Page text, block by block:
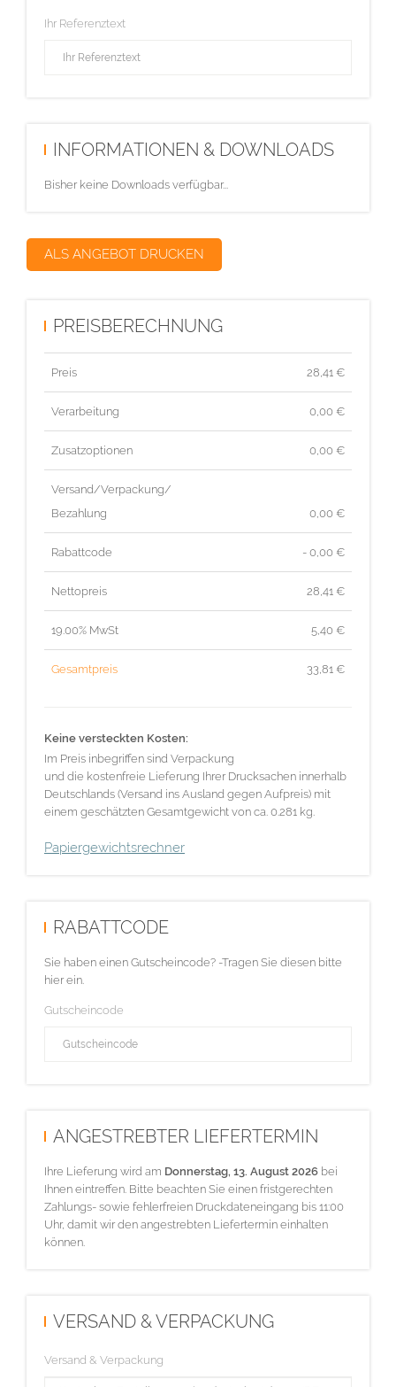
Ihr Referenztext
INFORMATIONEN & DOWNLOADS
Bisher keine Downloads verfügbar...
ALS ANGEBOT DRUCKEN
PREISBERECHNUNG
Preis 28,41 €
Verarbeitung 0,00 €
Zusatzoptionen 0,00 €
Versand/Verpackung/
Bezahlung
0,00 €
Rabattcode - 0,00 €
Nettopreis 28,41 €
19.00% MwSt 5,40 €
Gesamtpreis 33,81 €
Keine versteckten Kosten:
Im Preis inbegriffen sind Verpackung
und die kostenfreie Lieferung Ihrer Drucksachen innerhalb
Deutschlands (Versand ins Ausland gegen Aufpreis) mit
einem geschätzten Gesamtgewicht von ca. 0.281 kg.
Papiergewichtsrechner
RABATTCODE
Sie haben einen Gutscheincode? -Tragen Sie diesen bitte
hier ein.
Gutscheincode
ANGESTREBTER LIEFERTERMIN
Ihre Lieferung wird am Donnerstag, 13. August 2026 bei
Ihnen eintreffen. Bitte beachten Sie einen fristgerechten
Zahlungs- sowie fehlerfreien Druckdateneingang bis 11:00
Uhr, damit wir den angestrebten Liefertermin einhalten
können.
VERSAND & VERPACKUNG
Versand & Verpackung